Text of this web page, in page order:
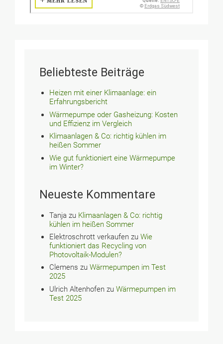
Beliebteste Beiträge
Heizen mit einer Klimaanlage: ein
Erfahrungsbericht
Wärmepumpe oder Gasheizung: Kosten
und Effizienz im Vergleich
Klimaanlagen & Co: richtig kühlen im
heißen Sommer
Wie gut funktioniert eine Wärmepumpe
im Winter?
Neueste Kommentare
Tanja zu Klimaanlagen & Co: richtig
kühlen im heißen Sommer
Elektroschrott verkaufen zuWie
funktioniert das Recycling von
Photovoltaik-Modulen?
Clemens zuWärmepumpen im Test
2025
Ulrich Altenhofen zuWärmepumpen im
Test 2025